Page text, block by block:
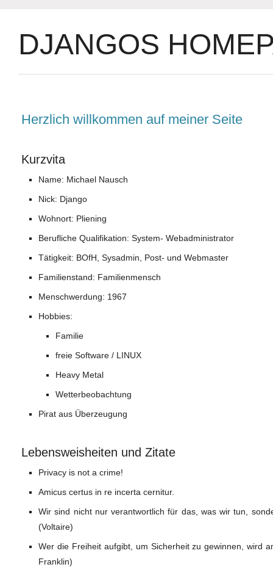
DJANGOS
Herzlich willkommen auf meiner Seite
Kurzvita
Name: Michael Nausch
Nick: Django
Wohnort: Pliening
Berufliche Qualifikation: System- Webadministrator
Tätigkeit: BOfH, Sysadmin, Post- und Webmaster
Familienstand: Familienmensch
Menschwerdung: 1967
Hobbies:
Familie
freie Software / LINUX
Heavy Metal
Wetterbeobachtung
Pirat aus Überzeugung
Lebensweisheiten und Zitate
Privacy is not a crime!
Amicus certus in re incerta cernitur.
Wir sind nicht nur verantwortlich für das, was wir tun,
(Voltaire)
Wer die Freiheit aufgibt, um Sicherheit zu gewinnen, wird
Franklin)